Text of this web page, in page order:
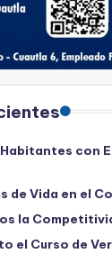
con
de Vida en el
la
el Curso de